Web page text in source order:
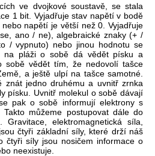
ve dvojkové soustavě, se stala
1 bit. Vyjadřuje stav napětí v bodě
napětí je větší než 0. Vyjadřuje
ano / ne), algebraické znaky (+ /
/ vypnuto) nebo jinou hodnotu se
na pláži o sobě dá vědět písku a
sobě vědět tím, že nedovolí tašce
a ještě ulpí na tašce samotné.
znát jedno druhému a uvnitř zrnka
písku. Uvnitř molekul o sobě dávají
pak o sobě informují elektrony s
můžeme postupovat dále do
Gravitace, elektromagnetická síla,
čtyři základní síly, které drží náš
čtyři síly jsou nosičem informace o
neexistuje.